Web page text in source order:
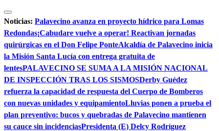
Saltar
al
contenido
Noticias: Palavecino avanza en proyecto hídrico para Lomas
Redondas¡Cabudare vuelve a operar! Reactivan jornadas
quirúrgicas en el Don Felipe PonteAlcaldía de Palavecino inicia
la Misión Santa Lucía con entrega gratuita de
lentesPALAVECINO SE SUMA A LA MISIÓN NACIONAL
DE INSPECCIÓN TRAS LOS SISMOSDerby Guédez
refuerza la capacidad de respuesta del Cuerpo de Bomberos
con nuevas unidades y equipamientoLluvias ponen a prueba el
plan preventivo: bucos y quebradas de Palavecino mantienen
su cauce sin incidenciasPresidenta (E) Delcy Rodríguez